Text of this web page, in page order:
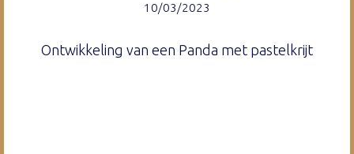
10/03/2023
Ontwikkeling van een Panda met pastelkrijt